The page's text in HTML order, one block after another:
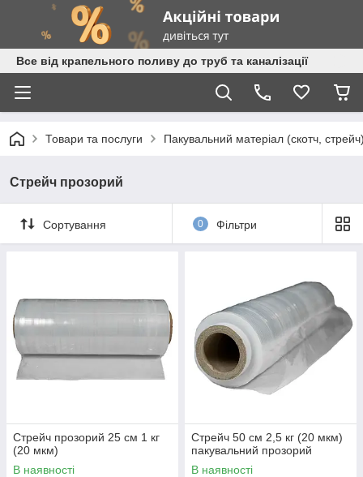
Все від крапельного поливу до труб та каналізації
Товари та послуги Пакувальний матеріал (скотч,
Стрейч прозорий
Сортування 0 Фільтри
Стрейч прозорий 25 см 1 кг
(20 мкм)
В наявності
Стрейч 50 см 2,5 кг (20 мкм)
пакувальний прозорий
В наявності